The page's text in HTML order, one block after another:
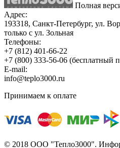
Полная
Адрес:
193318, Санкт-Петербург, ул.
только с ул. Зольная
Телефоны:
+7 (812) 401-66-22
+7 (800) 333-56-06 (бесплатный
E-mail:
info@teplo3000.ru
Принимаем к оплате
© 2018 ООО "Тепло3000".